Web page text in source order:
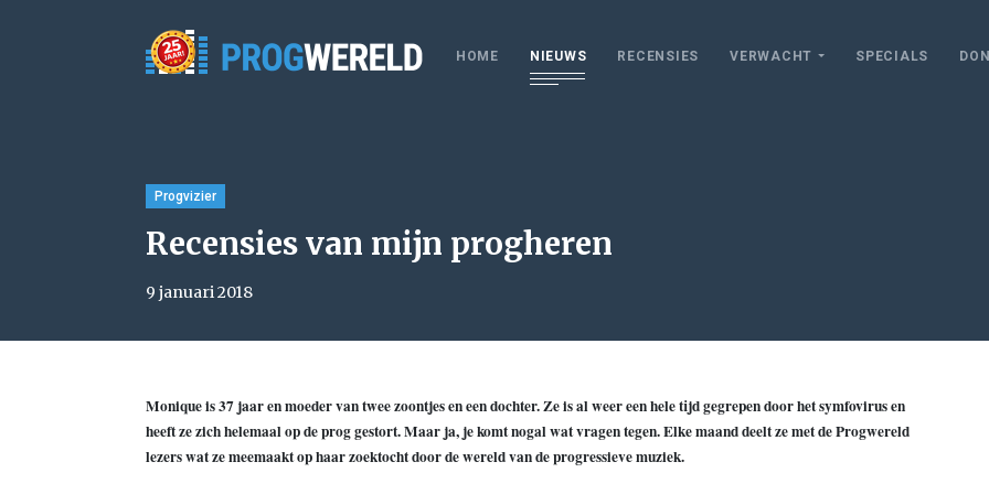
HOME NIEUWS RECENSIES VERWACHT SPECIALS
Progvizier
Recensies van mijn progheren
9 januari 2018
Monique is 37 jaar en moeder van twee zoontjes en een dochter. Ze is al weer een hele tijd gegrepen door het symfovirus en
heeft ze zich helemaal op de prog gestort. Maar ja, je komt nogal wat vragen tegen. Elke maand deelt ze met de Progwereld
lezers wat ze meemaakt op haar zoektocht door de wereld van de progressieve muziek.